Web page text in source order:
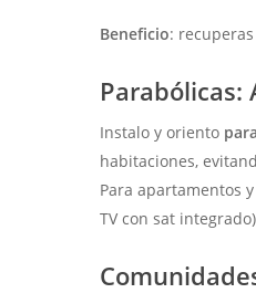
Beneficio:
Instalo y oriento
habitaciones,
Para apartamentos
TV con sat